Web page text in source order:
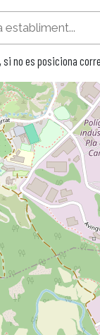
no es posiciona